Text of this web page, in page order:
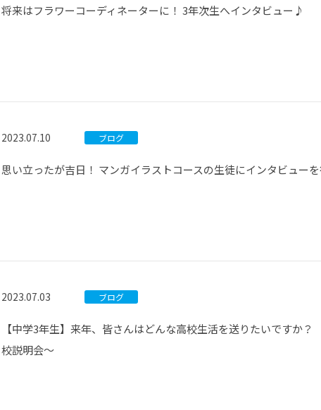
将来はフラワーコーディネーターに！ 3年次生へインタビュー♪
2023.07.10 ブログ
思い立ったが吉日！ マンガイラストコースの生徒にインタビュー
2023.07.03 ブログ
【中学3年生】来年、皆さんはどんな高校生活を送りたいですか
校説明会～